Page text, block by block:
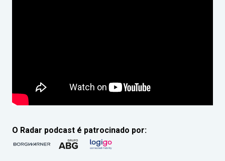
O Radar podcast é patrocinado por: